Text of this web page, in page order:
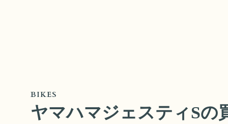
ヤマハマジェスティSの
BIKES